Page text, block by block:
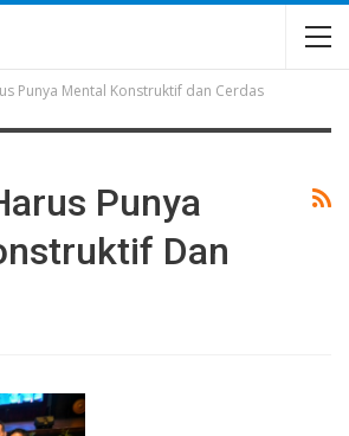
Punya Mental Konstruktif dan Cerdas
Punya
Dan